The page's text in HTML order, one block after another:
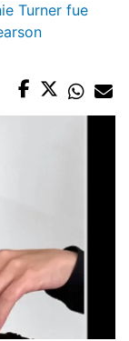
Turner fue